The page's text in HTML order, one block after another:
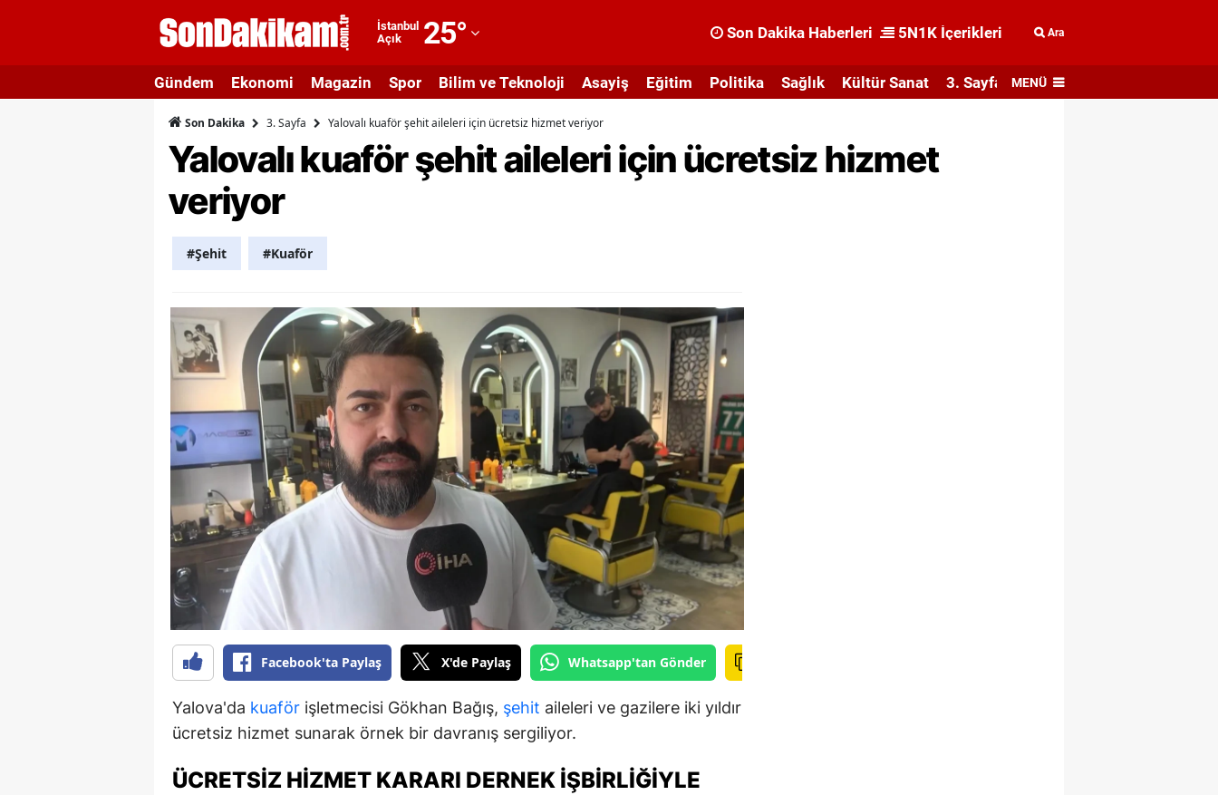
İstanbul
Açık
25°
Adıyaman
Afyonkarahisar
Ağrı
Artvin
Aydın
Balıkesir
Bilecik
Bingöl
Bitlis
Bolu
Burdur
Bursa
Çanakkale
Çankırı
Çorum
Son Dakika Haberleri 5N1K İçerikleri Ara
Gündem Ekonomi Magazin Spor Bilim ve Teknoloji Asayiş Eğitim Politika Sağlık Kültür Sanat 3. Sayfa MENÜ
Son Dakika 3. Sayfa Yalovalı kuaför şehit aileleri için ücretsiz hizmet veriyor
Yalovalı kuaför şehit aileleri için ücretsiz hizmet
veriyor
#Şehit #Kuaför
Facebook'ta Paylaş X'de Paylaş Whatsapp'tan Gönder
Yalova'da kuaför işletmecisi Gökhan Bağış, şehit aileleri ve gazilere iki yıldır
ücretsiz hizmet sunarak örnek bir davranış sergiliyor.
ÜCRETSIZ HIZMET KARARI DERNEK İŞBIRLIĞIYLE